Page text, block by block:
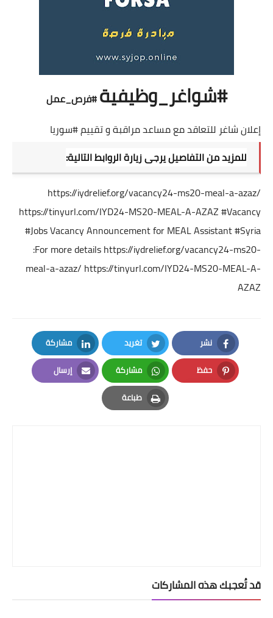
#شواغر_وظيفية#فرص_عمل
إعلان شاغر للتعاقد مع مساعد مراقبة و تقييم#سوريا
للمزيد من التفاصيل يرجى زيارة الروابط التالية:
https://iydrelief.org/vacancy24-ms20-meal-a-azaz/
https://tinyurl.com/IYD24-MS20-MEAL-A-AZAZ#Vacancy
#JobsVacancy Announcement for MEAL Assistant#Syria
:For more detailshttps://iydrelief.org/vacancy24-ms20-
meal-a-azaz/ https://tinyurl.com/IYD24-MS20-MEAL-A-
AZAZ
نشر
Facebook
تغريد
Twitter
مشاركة
LinkedIn
حفظ
Pinterest
مشاركة
Whatsapp
إرسال
Email
طباعة
Print
قد تُعجبك هذه المشاركات